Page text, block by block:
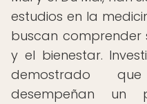
estudios en la
buscan comprender
y el bienestar.
demostrado
desempeñan